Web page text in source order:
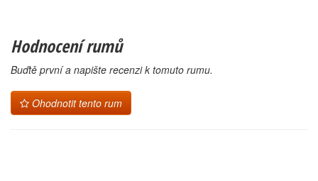
Hodnocení rumů
Buďtě první a napište recenzi k tomuto rumu.
Ohodnotit tento rum